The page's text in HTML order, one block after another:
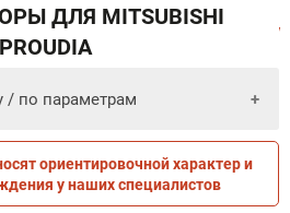
ДЛЯ MITSUBISHI
PROUDIA
/ по параметрам
ПО ПАРАМЕТРАМ
ориентировочной характер и
у наших специалистов